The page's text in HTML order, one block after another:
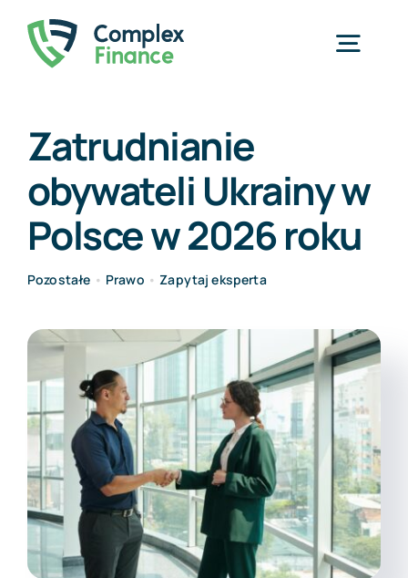
Przejdź
zawartości
Usługi
O nas
Cennik
Blog
Darmowa wycena
Zatrudnianie
obywateli Ukrainy w
Polsce w 2026 roku
Pozostałe • Prawo •Zapytaj eksperta